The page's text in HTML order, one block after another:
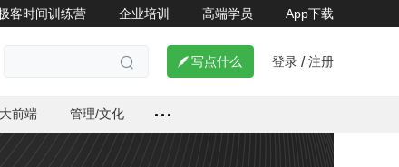
客时间训练营 企业培训 高端学员 App下载
  写点什么 登录 / 注册
大前端 管理/文化